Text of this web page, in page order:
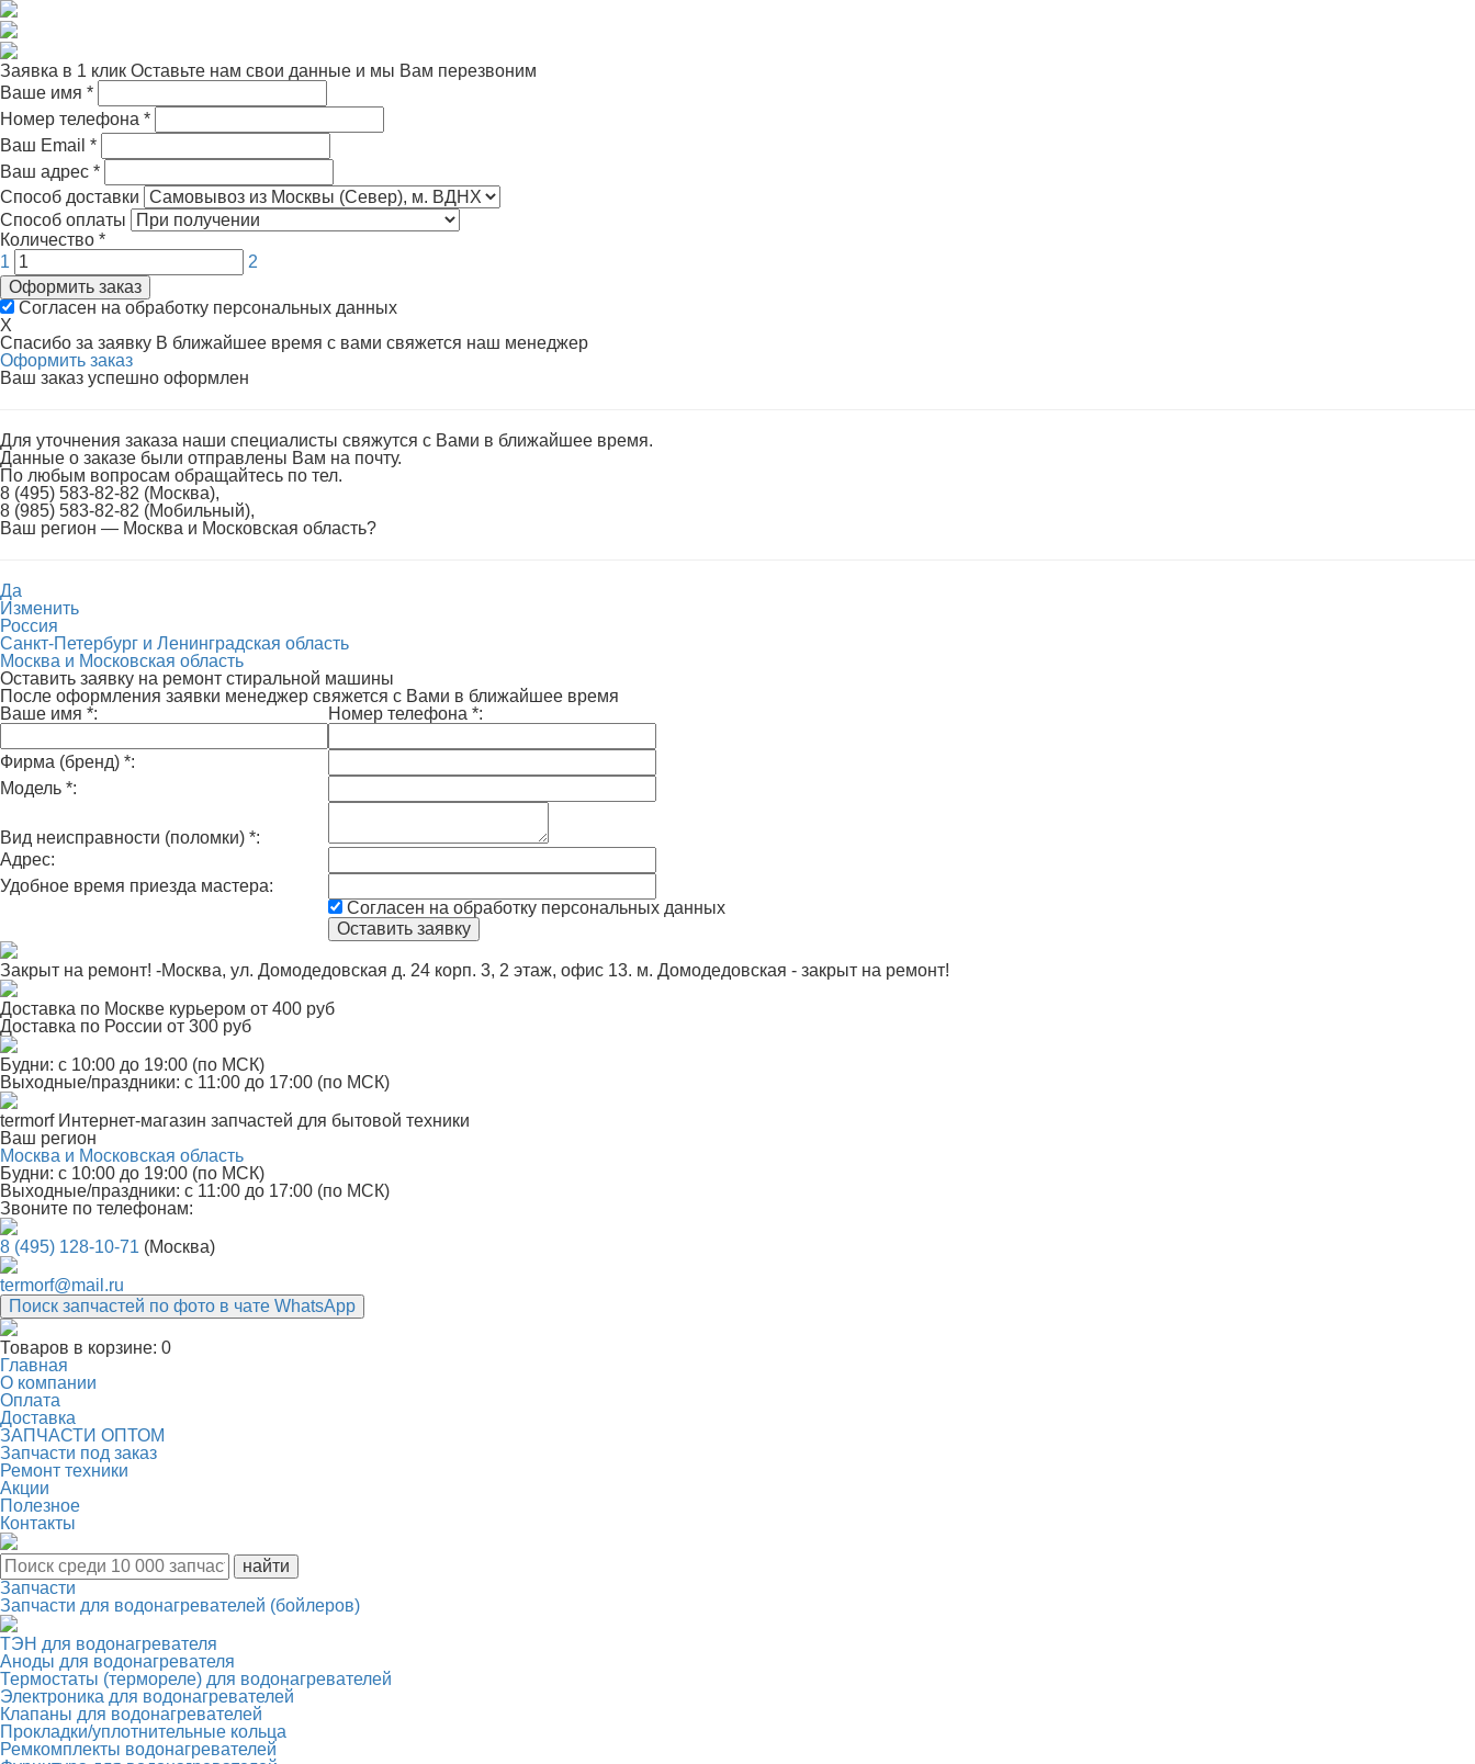
Заявка в 1 клик Оставьте нам свои данные и мы Вам перезвоним
Ваше имя *
Номер телефона *
Ваш Email *
Ваш адрес *
Способ доставки
Способ оплаты
Количество *
1
2
Оформить заказ
Согласен на обработку персональных данных
X
Спасибо за заявку В ближайшее время с вами свяжется наш менеджер
Оформить заказ
Ваш заказ успешно оформлен
Для уточнения заказа наши специалисты свяжутся с Вами в ближайшее время.
Данные о заказе были отправлены Вам на почту.
По любым вопросам обращайтесь по тел.
8 (495) 583-82-82 (Москва),
8 (985) 583-82-82 (Мобильный),
Ваш регион — Москва и Московская область?
Да
Изменить
Россия
Санкт-Петербург и Ленинградская область
Москва и Московская область
Оставить заявку на ремонт стиральной машины
После оформления заявки менеджер свяжется с Вами в ближайшее время
Ваше имя *: Номер телефона *:
Фирма (бренд) *:
Модель *:
Вид неисправности (поломки) *:
Адрес:
Удобное время приезда мастера:
Согласен на обработку персональных данных
Закрыт на ремонт! -Москва, ул. Домодедовская д. 24 корп. 3, 2 этаж, офис 13. м. Домодедовская - закрыт на ремонт!
Доставка по Москве курьером от 400 руб
Доставка по России от 300 руб
Будни: с 10:00 до 19:00 (по МСК)
Выходные/праздники: с 11:00 до 17:00 (по МСК)
termorf Интернет-магазин запчастей для бытовой техники
Ваш регион
Москва и Московская область
Будни: с 10:00 до 19:00 (по МСК)
Выходные/праздники: с 11:00 до 17:00 (по МСК)
Звоните по телефонам:
8 (495) 128-10-71 (Москва)
termorf@mail.ru
Поиск запчастей по фото в чате WhatsApp
Товаров в корзине: 0
Главная
О компании
Оплата
Доставка
ЗАПЧАСТИ ОПТОМ
Запчасти под заказ
Ремонт техники
Акции
Полезное
Контакты
Запчасти
Запчасти для водонагревателей (бойлеров)
ТЭН для водонагревателя
Аноды для водонагревателя
Термостаты (термореле) для водонагревателей
Электроника для водонагревателей
Клапаны для водонагревателей
Прокладки/уплотнительные кольца
Ремкомплекты водонагревателей